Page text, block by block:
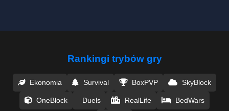
Rankingi trybów gry
Ekonomia Survival BoxPVP SkyBlock
OneBlock Duels RealLife BedWars